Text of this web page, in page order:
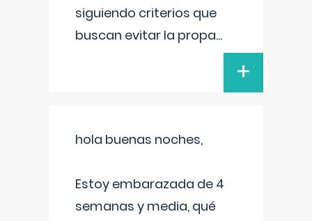
siguiendo criterios que
buscan evitar la propa...
+
hola buenas noches,
Estoy embarazada de 4
semanas y media, qué